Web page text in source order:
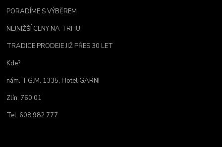
PORADÍME S VÝBĚREM
NEJNIŽŠÍ CENY NA TRHU
TRADICE PRODEJE JIŽ PŘES 30 LET
Kde?
nám. T.G.M. 1335, Hotel GARNI
Zlín, 760 01
Tel. 608 982 777